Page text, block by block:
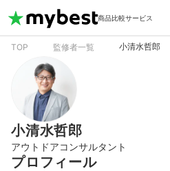
商品比較サービス
TOP 監修者一覧 小清水哲郎
小清水哲郎
アウトドアコンサルタント
プロフィール